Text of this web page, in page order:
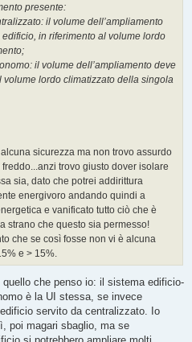
presente:
il volume dell’ampliamento
in riferimento al volume lordo
il volume dell’ampliamento deve
volume lordo climatizzato della singola
sicurezza ma non trovo assurdo
trovo giusto dover isolare
sia, dato che potrei addirittura
energivoro andando quindi a
e vanificato tutto ciò che è
strano che questo sia permesso!
che se così fosse non vi è alcuna
e > 15%.
che penso io: il sistema edificio-
è la UI stessa, se invece
servito da centralizzato. Io
poi magari sbaglio, ma se